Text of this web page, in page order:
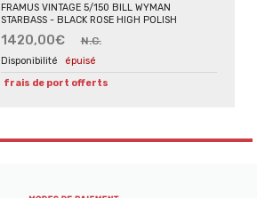
FRAMUS VINTAGE 5/150 BILL WYMAN
STARBASS - BLACK ROSE HIGH POLISH
1420,00€ N.C.
épuisé
frais de port offerts